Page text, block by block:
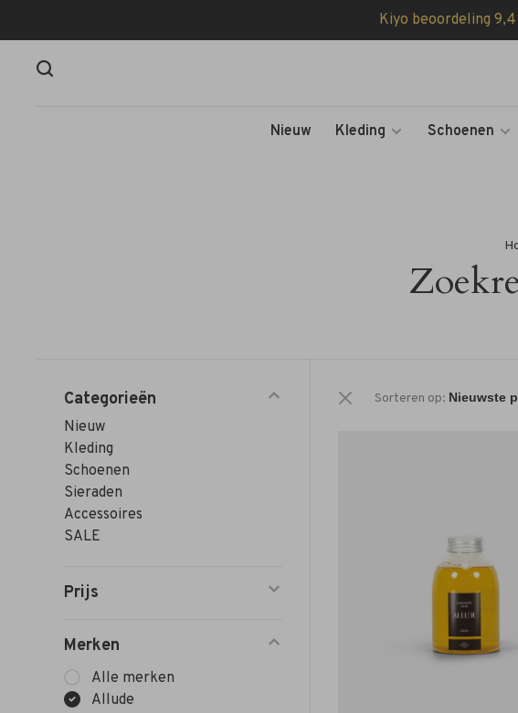
Kiyo beoordeling
Nieuw Kleding Schoenen
Categorieën
Nieuw
Kleding
Schoenen
Sieraden
Accessoires
SALE
Prijs
Merken
Alle merken
Allude
Sorteren op: